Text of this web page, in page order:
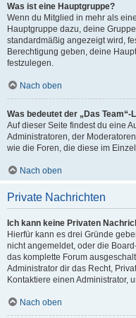
Was ist eine Hauptgruppe?
Wenn du Mitglied in mehr als
Hauptgruppe dazu, deine
standardmäßig angezeigt wird,
Berechtigung geben, deine
festzulegen.
Nach oben
Was bedeutet der „Das
Auf dieser Seite findest du eine
Administratoren, der
wie die Foren, die diese im
Nach oben
Private Nachrichten
Ich kann keine Privaten
Hierfür kann es drei Gründe
nicht angemeldet, oder die
das komplette Forum
Administrator dir das Recht,
Kontaktiere einen Administrator,
Nach oben